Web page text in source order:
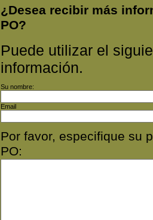
¿Desea recibir más
PO?
Puede utilizar el
información.
Su nombre:
Email
Por favor, especifique su
PO: